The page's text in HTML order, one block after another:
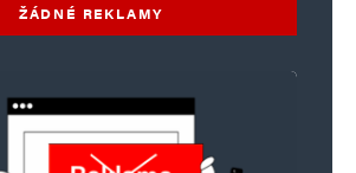
ŽÁDNÉ REKLAMY